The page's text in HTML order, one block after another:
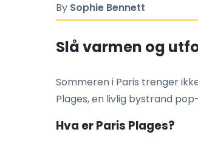
By Sophie Bennett
Slå varmen og
Sommeren i Paris trenger
Plages, en livlig bystrand
Hva er Paris Plages?